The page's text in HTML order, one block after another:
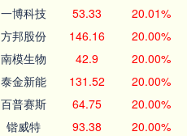
一博科技 53.33 20.01%
方邦股份 146.16 20.00%
南模生物 42.9 20.00%
泰金新能 131.52 20.00%
百普赛斯 64.75 20.00%
锴威特 93.38 20.00%